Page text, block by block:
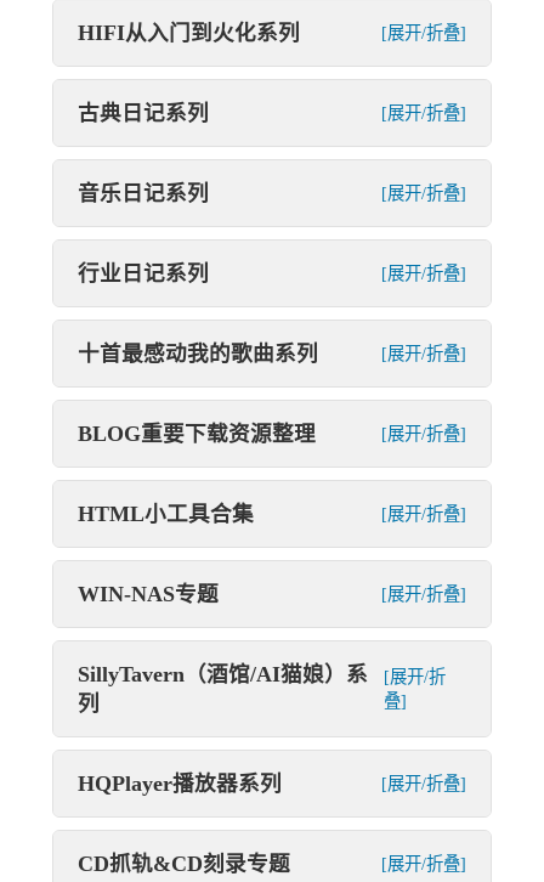
HIFI从入门到火化系列 [展开/折叠]
古典日记系列 [展开/折叠]
音乐日记系列 [展开/折叠]
行业日记系列 [展开/折叠]
十首最感动我的歌曲系列 [展开/折叠]
BLOG重要下载资源整理 [展开/折叠]
HTML小工具合集 [展开/折叠]
WIN-NAS专题 [展开/折叠]
SillyTavern（酒馆/AI猫娘）系
列
[展开/折
叠]
HQPlayer播放器系列 [展开/折叠]
CD抓轨&CD刻录专题 [展开/折叠]